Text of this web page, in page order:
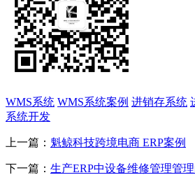
WMS系统 WMS系统案例 进销存系统
系统开发
上一篇： 魁鲸科技跨境电商 ERP案例
下一篇： 生产ERP中设备维修管理管